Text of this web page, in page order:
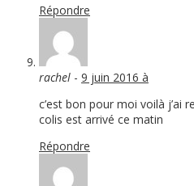
Répondre
rachel - 9 juin 2016 à
c’est bon pour moi voilà j’ai
colis est arrivé ce matin
Répondre